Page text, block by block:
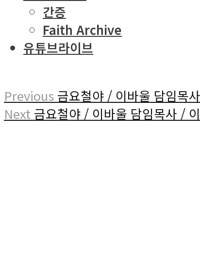
간증
Faith Archive
유튜브라이브
Previous 금요철야 / 이바울 담임목
Next 금요철야 / 이바울 담임목사 /